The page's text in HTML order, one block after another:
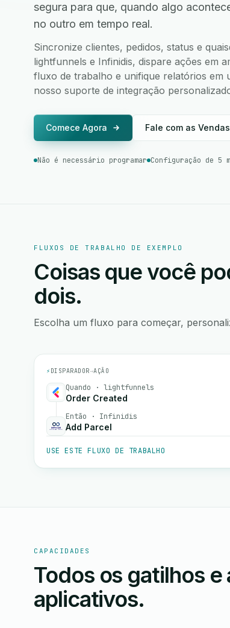
segura para que, quando algo
no outro em tempo real.
Sincronize clientes, pedidos, status e
lightfunnels e Infinidis, dispare ações em
fluxo de trabalho e unifique relatórios em
nosso suporte de integração
Comece Agora Fale com as Vendas
Não é necessário programar Configuração de 5
FLUXOS DE TRABALHO DE EXEMPLO
Coisas que você
dois.
Escolha um fluxo para começar,
⚡ DISPARADOR→AÇÃO
Quando · lightfunnels
Order Created
Então · Infinidis
Add Parcel
USE ESTE FLUXO DE TRABALHO
CAPACIDADES
Todos os gatilhos
aplicativos.